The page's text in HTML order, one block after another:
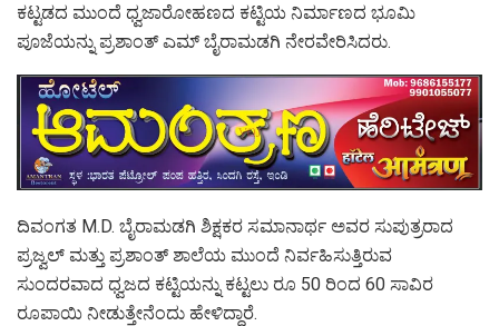
ಕಟ್ಟಡದ ಮುಂದೆ ಧ್ವಜಾರೋಹಣದ ಕಟ್ಟಿಯ ನಿರ್ಮಾಣದ ಭೂಮಿ
ಪೂಜೆಯನ್ನು ಪ್ರಶಾಂತ್ ಎಮ್ ಬೈರಾಮಡಗಿ ನೇರವೇರಿಸಿದರು.
ದಿವಂಗತ M.D. ಬೈರಾಮಡಗಿ ಶಿಕ್ಷಕರ ಸಮಾನಾರ್ಥ ಅವರ ಸುಪುತ್ರರಾದ
ಪ್ರಜ್ವಲ್ ಮತ್ತು ಪ್ರಶಾಂತ್ ಶಾಲೆಯ ಮುಂದೆ ನಿರ್ವಹಿಸುತ್ತಿರುವ
ಸುಂದರವಾದ ಧ್ವಜದ ಕಟ್ಟಿಯನ್ನು ಕಟ್ಟಲು ರೂ 50 ರಿಂದ 60 ಸಾವಿರ
ರೂಪಾಯಿ ನೀಡುತ್ತೇನೆಂದು ಹೇಳಿದ್ದಾರೆ.